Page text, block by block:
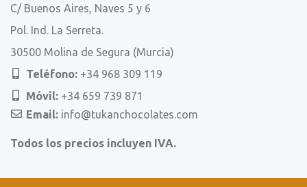
C/ Buenos Aires, Naves 5 y 6
Pol. Ind. La Serreta.
30500 Molina de Segura (Murcia)
Teléfono: +34 968 309 119
Móvil: +34 659 739 871
Email: info@tukanchocolates.com
Todos los precios incluyen IVA.